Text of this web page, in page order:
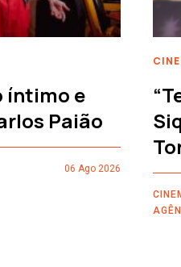
íntimo e
Paião
06 Ago 2026